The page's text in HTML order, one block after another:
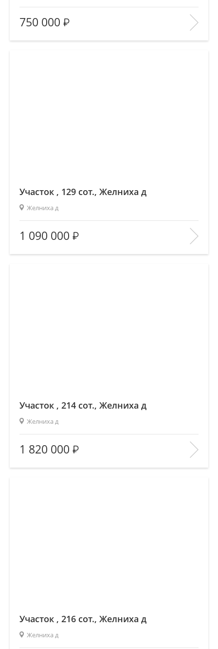
Площадь(общ. /жил. /кухня), м2:
—/—/—
Количество комнат:
—
Этаж:
—/—
750 000
Участок , 129 сот., Желниха д
Желниха д
Площадь(общ. /жил. /кухня), м2:
—/—/—
Количество комнат:
—
Этаж:
—/—
1 090 000
Участок , 214 сот., Желниха д
Желниха д
Площадь(общ. /жил. /кухня), м2:
—/—/—
Количество комнат:
—
Этаж:
—/—
1 820 000
Участок , 216 сот., Желниха д
Желниха д